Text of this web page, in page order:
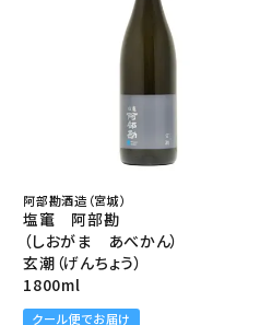
阿部勘酒造（宮城）
塩竃 阿部勘
（しおがま あべかん）
玄潮（げんちょう）
1800ml
クール便でお届け